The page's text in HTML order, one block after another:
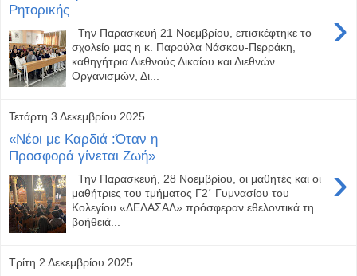
Ρητορικής
›
Την Παρασκευή 21 Νοεμβρίου, επισκέφτηκε το
σχολείο μας η κ. Παρούλα Νάσκου-Περράκη,
καθηγήτρια Διεθνούς Δικαίου και Διεθνών
Οργανισμών, Δι...
Τετάρτη 3 Δεκεμβρίου 2025
«Νέοι με Καρδιά :Όταν η
Προσφορά γίνεται Ζωή»
›
Την Παρασκευή, 28 Νοεμβρίου, οι μαθητές και οι
μαθήτριες του τμήματος Γ2΄ Γυμνασίου του
Κολεγίου «ΔΕΛΑΣΑΛ» πρόσφεραν εθελοντικά τη
βοήθειά...
Τρίτη 2 Δεκεμβρίου 2025